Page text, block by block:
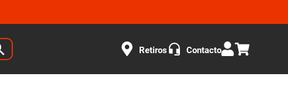
Retiros Contacto